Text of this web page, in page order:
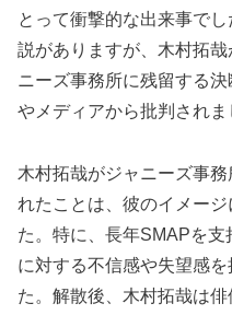
とって衝撃的な出来事で
説がありますが、木村拓
ニーズ事務所に残留する
やメディアから批判されま
木村拓哉がジャニーズ事
れたことは、彼のイメー
た。特に、長年SMAPを
に対する不信感や失望感
た。解散後、木村拓哉は